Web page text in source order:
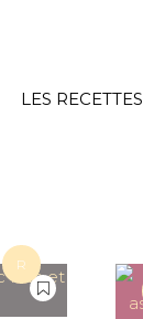
LES RECETTES
R